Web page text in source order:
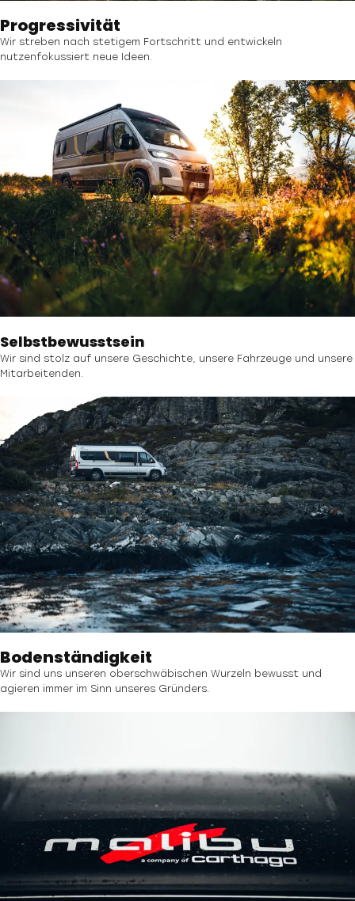
Progressivität
Wir streben nach stetigem Fortschritt und entwickeln
nutzenfokussiert neue Ideen.
Selbstbewusstsein
Wir sind stolz auf unsere Geschichte, unsere Fahrzeuge und unsere
Mitarbeitenden.
Bodenständigkeit
Wir sind uns unseren oberschwäbischen Wurzeln bewusst und
agieren immer im Sinn unseres Gründers.